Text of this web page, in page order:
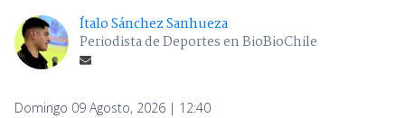
Ítalo Sánchez Sanhueza
Periodista de Deportes en BioBioChile
Domingo 09 Agosto, 2026 | 12:40